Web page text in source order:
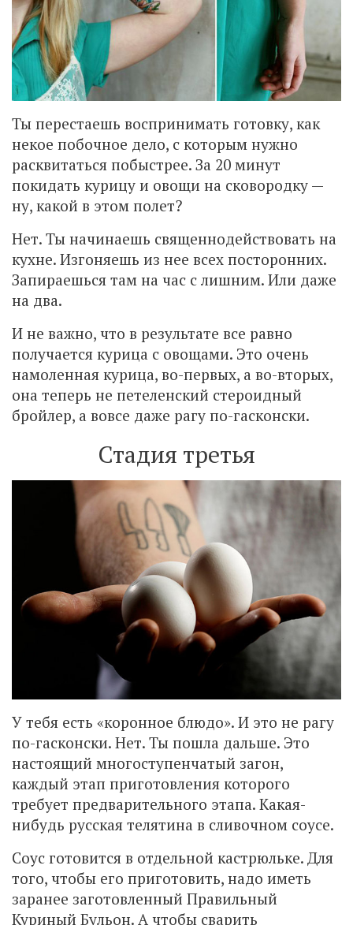
Ты перестаешь воспринимать готовку, как
некое побочное дело, с которым нужно
расквитаться побыстрее. За 20 минут
покидать курицу и овощи на сковородку —
ну, какой в этом полет?
Нет. Ты начинаешь священнодействовать на
кухне. Изгоняешь из нее всех посторонних.
Запираешься там на час с лишним. Или даже
на два.
И не важно, что в результате все равно
получается курица с овощами. Это очень
намоленная курица, во-первых, а во-вторых,
она теперь не петеленский стероидный
бройлер, а вовсе даже рагу по-гасконски.
Стадия третья
У тебя есть «коронное блюдо». И это не рагу
по-гасконски. Нет. Ты пошла дальше. Это
настоящий многоступенчатый загон,
каждый этап приготовления которого
требует предварительного этапа. Какая-
нибудь русская телятина в сливочном соусе.
Соус готовится в отдельной кастрюльке. Для
того, чтобы его приготовить, надо иметь
заранее заготовленный Правильный
Куриный Бульон. А чтобы сварить